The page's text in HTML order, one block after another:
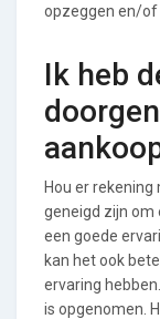
opzeggen en/of
Ik heb
Hou er
geneigd zijn om
een goede
kan het ook
ervaring
is opgenomen.